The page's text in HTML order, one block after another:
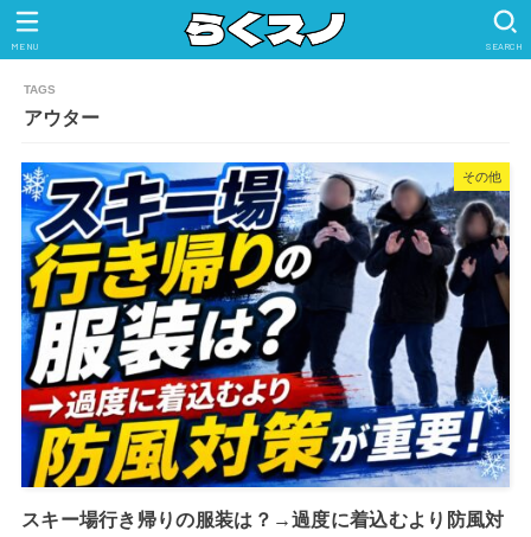
SEARCH
MENU
アウター
その他
スキー場行き帰りの服装は？→過度に着込むより防風対